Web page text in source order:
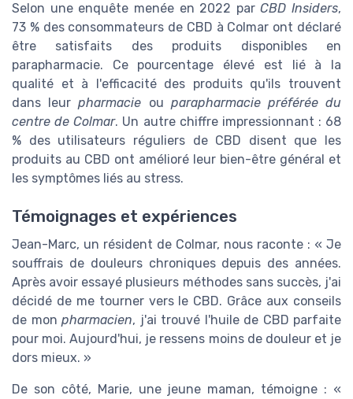
Selon une enquête menée en 2022 parCBD Insiders,
73 % des consommateurs de CBD à Colmar ont déclaré
être satisfaits des produits disponibles en
parapharmacie. Ce pourcentage élevé est lié à la
qualité et à l'efficacité des produits qu'ils trouvent
dans leurpharmacie ou parapharmacie préférée du
centre de Colmar. Un autre chiffre impressionnant : 68
% des utilisateurs réguliers de CBD disent que les
produits au CBD ont amélioré leur bien-être général et
les symptômes liés au stress.
Témoignages et expériences
Jean-Marc, un résident de Colmar, nous raconte : « Je
souffrais de douleurs chroniques depuis des années.
Après avoir essayé plusieurs méthodes sans succès, j'ai
décidé de me tourner vers le CBD. Grâce aux conseils
de mon pharmacien, j'ai trouvé l'huile de CBD parfaite
pour moi. Aujourd'hui, je ressens moins de douleur et je
dors mieux. »
De son côté, Marie, une jeune maman, témoigne : «